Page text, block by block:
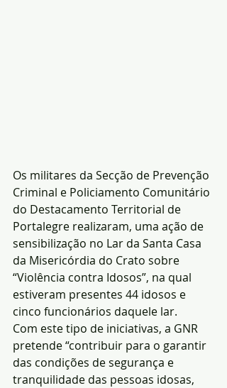
Os militares da Secção de Prevenção
Criminal e Policiamento Comunitário
do Destacamento Territorial de
Portalegre realizaram, uma ação de
sensibilização no Lar da Santa Casa
da Misericórdia do Crato sobre
“Violência contra Idosos”, na qual
estiveram presentes 44 idosos e
cinco funcionários daquele lar.
Com este tipo de iniciativas, a GNR
pretende “contribuir para o garantir
das condições de segurança e
tranquilidade das pessoas idosas,